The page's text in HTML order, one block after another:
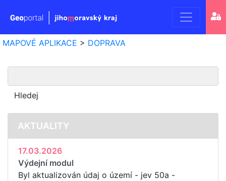
kraje
MAPOVÉ APLIKACE > DOPRAVA
AKTUALITY
17.03.2026
Výdejní modul
Byl aktualizován údaj o území - jev 50a -